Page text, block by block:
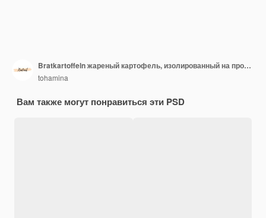
Bratkartoffeln жареный картофель, изолированный на прозрачном фоне
tohamina
Вам также могут понравиться эти PSD